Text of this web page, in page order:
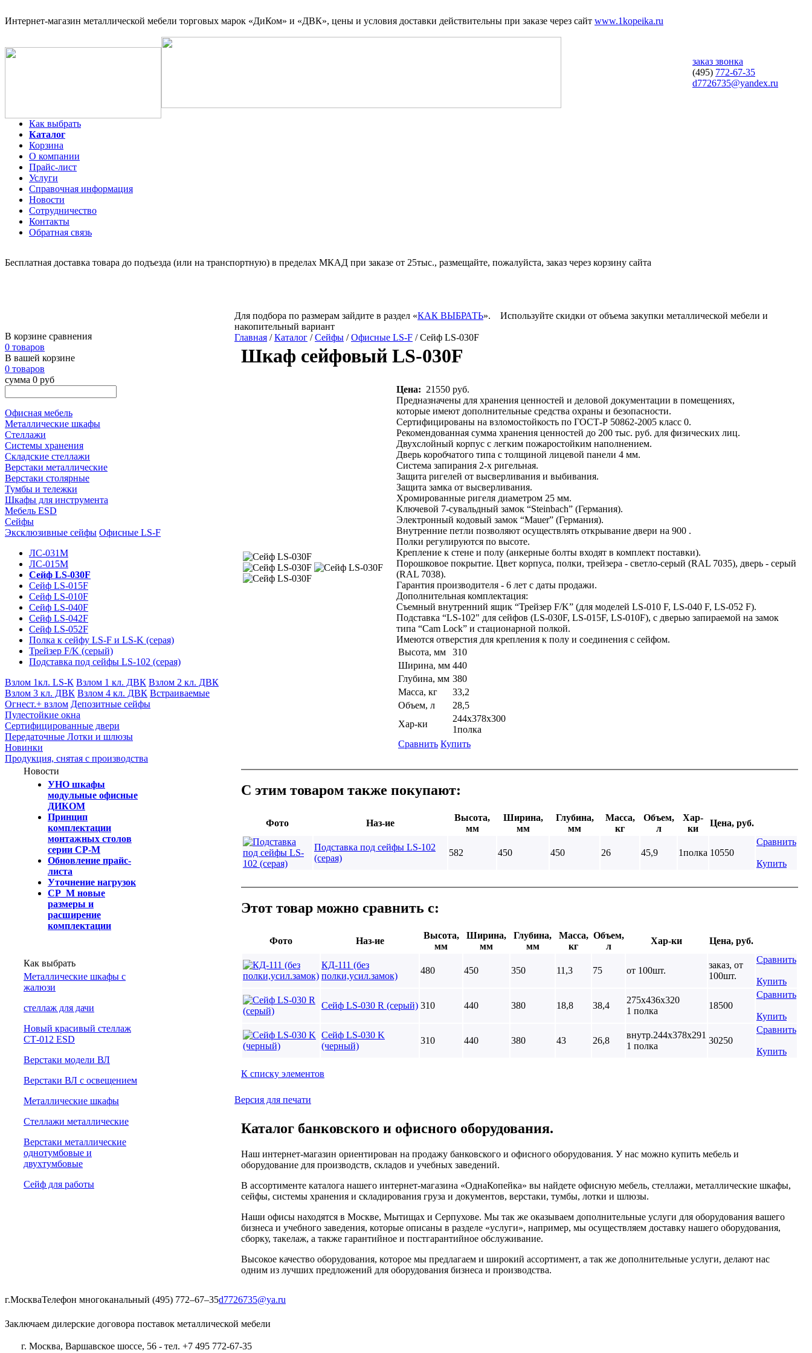
Интернет-магазин металлической мебели торговых марок «ДиКом» и «ДВК», цены и условия доставки действительны при заказе через сайт www.1kopeika.ru
заказ звонка
(495) 772-67-35
d7726735@yandex.ru
Как выбрать
Каталог
Корзина
О компании
Прайс-лист
Услуги
Справочная информация
Новости
Сотрудничество
Контакты
Обратная связь
Бесплатная доставка товара до подъезда (или на транспортную) в пределах МКАД при заказе от 25тыс., размещайте, пожалуйста, заказ через корзину сайта
В корзине сравнения
0 товаров
В вашей корзине
0 товаров
сумма 0 руб
Офисная мебель
Металлические шкафы
Стеллажи
Системы хранения
Складские стеллажи
Верстаки металлические
Верстаки столярные
Тумбы и тележки
Шкафы для инструмента
Мебель ESD
Сейфы
Эксклюзивные сейфы Офисные LS-F
ЛС-031М
ЛС-015М
Сейф LS-030F
Сейф LS-015F
Сейф LS-010F
Сейф LS-040F
Сейф LS-042F
Сейф LS-052F
Полка к сейфу LS-F и LS-K (серая)
Трейзер F/K (серый)
Подставка под сейфы LS-102 (серая)
Взлом 1кл. LS-К Взлом 1 кл. ДВК Взлом 2 кл. ДВК
Взлом 3 кл. ДВК Взлом 4 кл. ДВК Встраиваемые
Огнест.+ взлом Депозитные cейфы
Пулестойкие окна
Сертифицированные двери
Передаточные Лотки и шлюзы
Новинки
Продукция, снятая с производства
Новости
УНО шкафы
модульные офисные
ДИКОМ
Принцип
комплектации
монтажных столов
серии СР-М
Обновление прайс-
листа
Уточнение нагрузок
СР_М новые
размеры и
расширение
комплектации
Как выбрать
Металлические шкафы с
жалюзи
cтеллаж для дачи
Новый красивый стеллаж
СТ-012 ESD
Верстаки модели ВЛ
Верстаки ВЛ с освещением
Металлические шкафы
Стеллажи металлические
Верстаки металлические
однотумбовые и
двухтумбовые
Сейф для работы
Для подбора по размерам зайдите в раздел «КАК ВЫБРАТЬ».
Используйте скидки от объема закупки металлической мебели и
накопительный вариант
Главная /Каталог /Сейфы /Офисные LS-F / Сейф LS-030F
Шкаф сейфовый LS-030F
Цена: 21550 руб.
Предназначены для хранения ценностей и деловой документации в помещениях,
которые имеют дополнительные средства охраны и безопасности.
Сертифицированы на взломостойкость по ГОСТ-Р 50862-2005 класс 0.
Рекомендованная сумма хранения ценностей до 200 тыс. руб. для физических лиц.
Двухслойный корпус с легким пожаростойким наполнением.
Дверь коробчатого типа с толщиной лицевой панели 4 мм.
Система запирания 2-х ригельная.
Защита ригелей от высверливания и выбивания.
Защита замка от высверливания.
Хромированные ригеля диаметром 25 мм.
Ключевой 7-сувальдный замок “Steinbach” (Германия).
Электронный кодовый замок “Mauer” (Германия).
Внутренние петли позволяют осуществлять открывание двери на 900 .
Полки регулируются по высоте.
Крепление к стене и полу (анкерные болты входят в комплект поставки).
Порошковое покрытие. Цвет корпуса, полки, трейзера - светло-серый (RAL 7035), дверь - серый
(RAL 7038).
Гарантия производителя - 6 лет с даты продажи.
Дополнительная комплектация:
Съемный внутренний ящик “Трейзер F/K” (для моделей LS-010 F, LS-040 F, LS-052 F).
Подставка “LS-102" для сейфов (LS-030F, LS-015F, LS-010F), с дверью запираемой на замок
типа “Cam Lock” и стационарной полкой.
Имеются отверстия для крепления к полу и соединения с сейфом.
Высота, мм
310
Ширина, мм 440
Глубина, мм 380
Масса, кг
33,2
Объем, л
28,5
Хар-ки
244x378x300
1полка
Сравнить Купить
С этим товаром также покупают:
Фото Наз-ие
Высота,
мм
Ширина,
мм
Глубина,
мм
Масса,
кг
Объем,
л
Хар-
ки
Цена, руб.
Подставка под сейфы LS-102
(серая)
582 450 450 26 45,9 1полка 10550
Сравнить
Купить
Этот товар можно сравнить с:
Фото Наз-ие
Высота,
мм
Ширина,
мм
Глубина,
мм
Масса,
кг
Объем,
л
Хар-ки Цена, руб.
КД-111 (без
полки,усил.замок)
480 450 350 11,3 75 от 100шт.
заказ, от
100шт.
Сравнить
Купить
Сейф LS-030 R (серый) 310 440 380 18,8 38,4
275х436х320
1 полка
18500
Сравнить
Купить
Сейф LS-030 K
(черный)
310 440 380 43 26,8
внутр.244х378х291
1 полка
30250
Сравнить
Купить
К списку элементов
Версия для печати
Каталог банковского и офисного оборудования.
Наш интернет-магазин ориентирован на продажу банковского и офисного оборудования. У нас можно купить мебель и
оборудование для производств, складов и учебных заведений.
В ассортименте каталога нашего интернет-магазина «ОднаКопейка» вы найдете офисную мебель, стеллажи, металлические шкафы,
сейфы, системы хранения и складирования груза и документов, верстаки, тумбы, лотки и шлюзы.
Наши офисы находятся в Москве, Мытищах и Серпухове. Мы так же оказываем дополнительные услуги для оборудования вашего
бизнеса и учебного заведения, которые описаны в разделе «услуги», например, мы осуществляем доставку нашего оборудования,
сборку, такелаж, а также гарантийное и постгарантийное обслуживание.
Высокое качество оборудования, которое мы предлагаем и широкий ассортимент, а так же дополнительные услуги, делают нас
одним из лучших предложений для оборудования бизнеса и производства.
г.МоскваТелефон многоканальный (495) 772‒67‒35d7726735@ya.ru
Заключаем дилерские договора поставок металлической мебели
г. Москва, Варшавское шоссе, 56 - тел. +7 495 772-67-35